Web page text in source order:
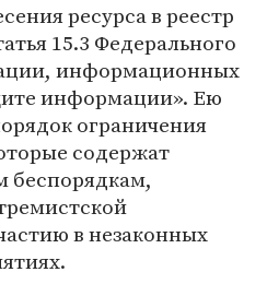
ресурса в реестр
15.3 Федерального
информационных
информации». Ею
ограничения
содержат
беспорядкам,
в незаконных